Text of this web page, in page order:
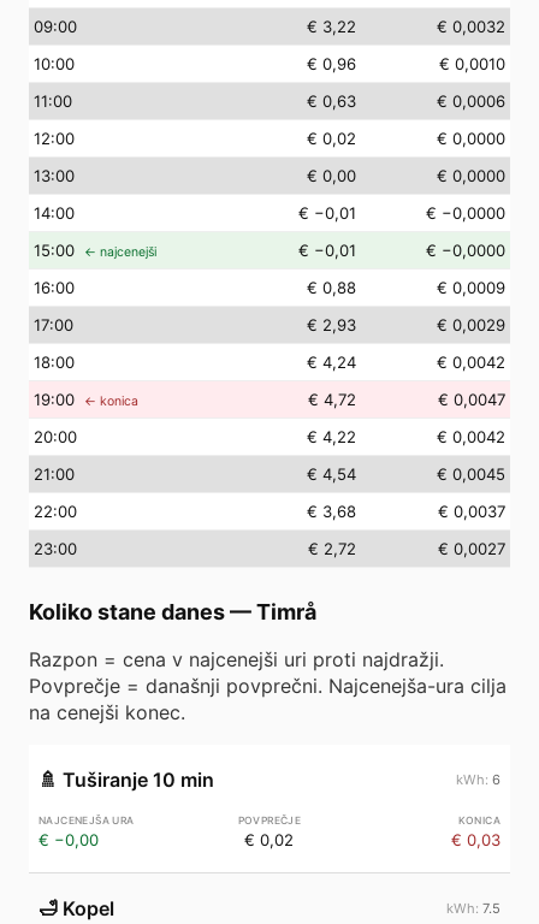
09:00 € 3,22
€ 0,0032
10:00 € 0,96
€ 0,0010
11:00 € 0,63
€ 0,0006
12:00 € 0,02
€ 0,0000
13:00 € 0,00
€ 0,0000
14:00 € −0,01
€ −0,0000
15:00 ← najcenejši € −0,01
€ −0,0000
16:00 € 0,88
€ 0,0009
17:00 € 2,93
€ 0,0029
18:00 € 4,24
€ 0,0042
19:00 ← konica € 4,72
€ 0,0047
20:00 € 4,22
€ 0,0042
21:00 € 4,54
€ 0,0045
22:00 € 3,68
€ 0,0037
23:00 € 2,72 € 0,0027
Koliko stane danes—Timrå
Razpon = cena v najcenejši uri proti najdražji.
Povprečje = današnji povprečni. Najcenejša-ura cilja
na cenejši konec.
🚿 Tuširanje 10 min 6
€ −0,00 € 0,02 € 0,03
🛁 Kopel 7.5